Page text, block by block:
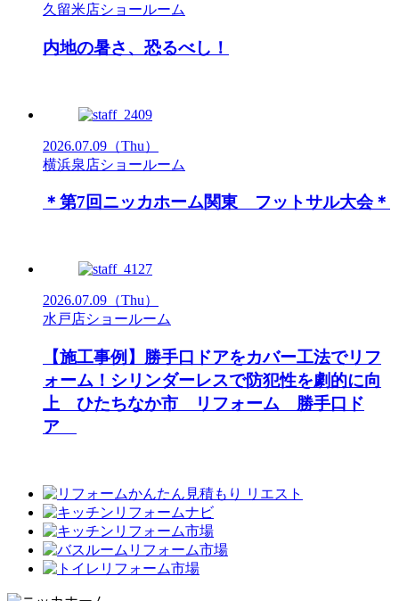
久留米店ショールーム
内地の暑さ、恐るべし！
2026.07.09 （Thu）
横浜泉店ショールーム
＊第7回ニッカホーム関東 フットサル大会＊
2026.07.09 （Thu）
水戸店ショールーム
【施工事例】勝手口ドアをカバー工法でリフ
ォーム！シリンダーレスで防犯性を劇的に向
上 ひたちなか市 リフォーム 勝手口ド
ア